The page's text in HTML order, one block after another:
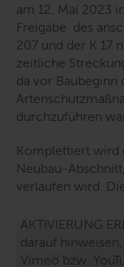
am 12. Mai 2023
Freigabe des
207 und der K 17
zeitliche
da vor Baubeginn
durchzuführen
Komplettiert wird
Neubau-
verlaufen wird.
AKTIVIERUNG
darauf
Vimeo bzw.